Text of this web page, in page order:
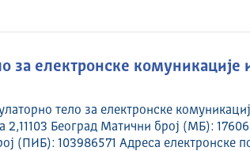
за електронске комуникације
тело за електронске
2,11103 Београд Матични број (МБ):
(ПИБ): 103986571 Адреса електронске